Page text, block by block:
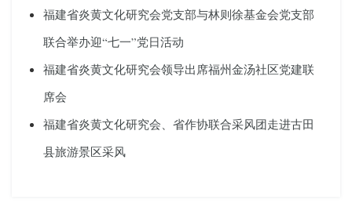
福建省炎黄文化研究会党支部与林则徐基金会党支部
联合举办迎“七一”党日活动
福建省炎黄文化研究会领导出席福州金汤社区党建联
席会
福建省炎黄文化研究会、省作协联合采风团走进古田
县旅游景区采风